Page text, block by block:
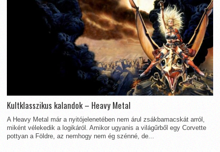
Kultklasszikus kalandok – Heavy Metal
A Heavy Metal már a nyitójelenetében nem árul zsákbamacskát arról,
miként vélekedik a logikáról. Amikor ugyanis a világűrből egy Corvette
pottyan a Földre, az nemhogy nem ég szénné, de...